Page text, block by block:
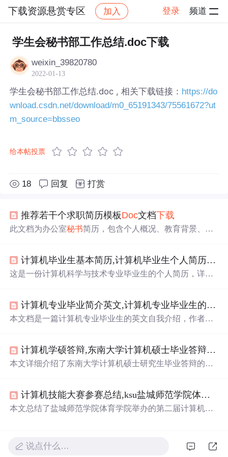
下载资源悬赏专区 加入 登录 频道
社区 下载资源悬赏专区 帖子详情
学生会秘书部工作总结.doc下载
weixin_39820780
2022-01-13
学生会秘书部工作总结.doc , 相关下载链接： https://do
wnload.csdn.net/download/m0_65191343/75561672?ut
m_source=bbsseo
给本帖投票
18 回复 打赏
推荐若干个求职简历模板Doc文档下载
此文档为办公室秘书简历，包含个人概况、教育背景、工
下载地址，以及全国各省市求职人才网站大全。 计算机毕业生基本简历,计算机毕业生个人简历.doc
这是一份计算机科学与技术专业毕业生的个人简历，详细
业生精通Photoshop、Office软件，熟悉计算机网络、数据
库和软件工程，具备电脑维护和网页编辑能力。此外，还
计算机专业毕业简介英文,计算机专业毕业生的英文自我介绍.
本文档是一篇计算机专业毕业生的英文自我介绍，作者来
实时通讯系统的开发。此外，作者还曾在学生会工作两
年，担任过书记和秘书长，以细心和认真受到好评。对于
计算机学硕答辩,东南大学计算机硕士毕业答辩基本流程(参考).
本文详细介绍了东南大学计算机硕士研究生毕业答辩的全
案袋清单。确保了毕业生顺利进行答辩前的所有准备工
作。
计算机技能大赛参赛总结,ksu盐城师范学院体育学院第二届计算机技能大赛活动总结.
本文总结了盐城师范学院体育学院举办的第二届计算机技
行。参赛学生展现出良好的计算机应用能力，激发了更多
学生对计算机的兴趣。此次活动体现了学院的特色和学生
说点什么…